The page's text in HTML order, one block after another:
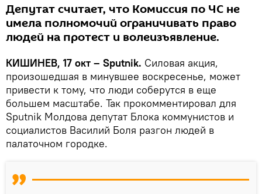
Депутат считает, что Комиссия по ЧС не
имела полномочий ограничивать право
людей на протест и волеизъявление.
КИШИНЕВ, 17 окт – Sputnik. Силовая акция,
произошедшая в минувшее воскресенье, может
привести к тому, что люди соберутся в еще
большем масштабе. Так прокомментировал для
Sputnik Молдова депутат Блока коммунистов и
социалистов Василий Боля разгон людей в
палаточном городке.